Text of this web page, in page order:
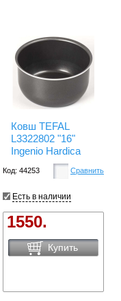
Ковш TEFAL
L3322802 "16"
Ingenio Hardica
Код: 44253 Сравнить
Есть в наличии
1550.
Купить